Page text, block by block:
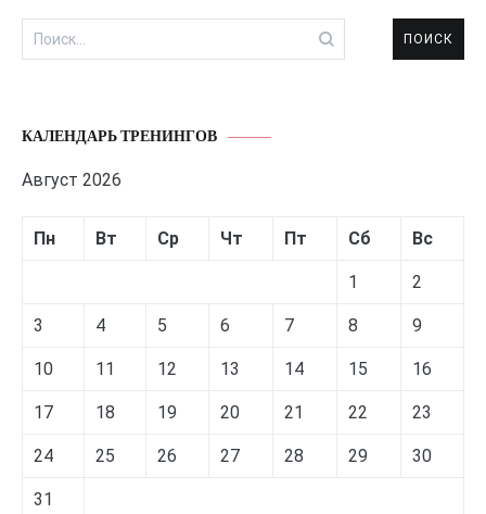
Найти:
КАЛЕНДАРЬ ТРЕНИНГОВ
Август 2026
Пн Вт Ср Чт Пт Сб Вс
1 2
3 4 5 6 7 8 9
10 11 12 13 14 15 16
17 18 19 20 21 22 23
24 25 26 27 28 29 30
31